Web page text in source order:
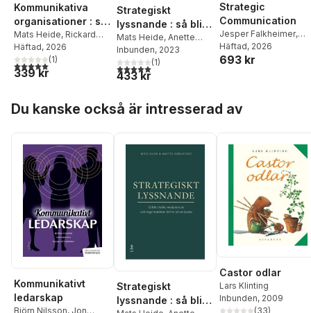
Kommunikativa
organisationer : så
skapas bättre
relationer och
förtroende
Mats Heide, Rickard
Andersson,Charlotte
Simonsson
Häftad, 2026
5,0utav 5 stjärnor. Totalt antal röster:
(1)
339 kr
Strategiskt
lyssnande : så blir
chefer,
medarbetare och
organisationer
bättre på att lyssna
Mats Heide, Anette
Svingstedt
Inbunden, 2023
5,0utav 5 stjärnor. Totalt antal röster:
(1)
433 kr
Strategic
Communication
Jesper Falkheimer,
Mats Heide
Häftad, 2026
693 kr
Du kanske också är intresserad av
Kommunikativt
ledarskap
Björn Nilsson, Jon
Strategiskt
lyssnande : så blir
Castor odlar
Lars Klinting
Inbunden, 2009
(33)